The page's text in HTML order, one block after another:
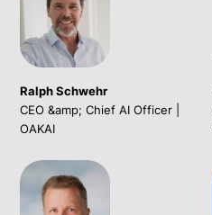
Ralph Schwehr
CEO &amp; Chief AI Officer |
OAKAI